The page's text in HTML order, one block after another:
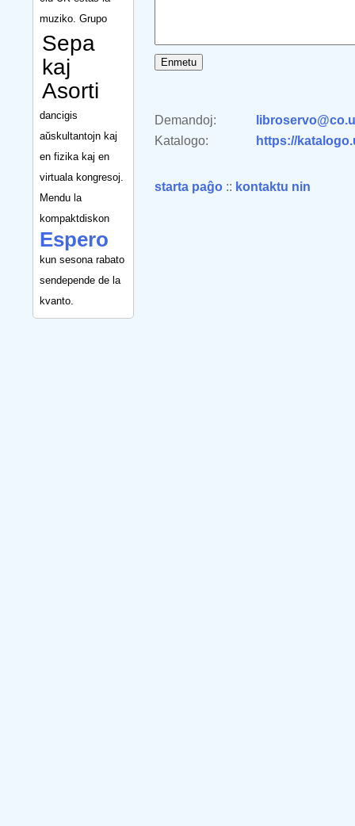
muziko. Grupo
Sepa
kaj
Asorti
dancigis
aŭskultantojn kaj
en fizika kaj en
virtuala kongresoj.
Mendu la
kompaktdiskon
Espero
kun sesona rabato
sendepende de la
kvanto.
Demandoj:
Katalogo:
https://
starta paĝo :: kontaktu nin